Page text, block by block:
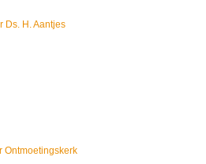
Ds. H. Aantjes
Ontmoetingskerk